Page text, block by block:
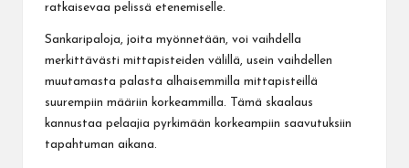
ratkaisevaa pelissä etenemiselle.
Sankaripaloja, joita myönnetään, voi vaihdella
merkittävästi mittapisteiden välillä, usein vaihdellen
muutamasta palasta alhaisemmilla mittapisteillä
suurempiin määriin korkeammilla. Tämä skaalaus
kannustaa pelaajia pyrkimään korkeampiin saavutuksiin
tapahtuman aikana.